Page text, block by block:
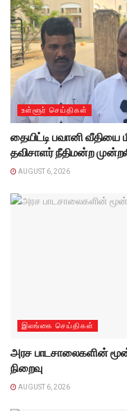
உள்ளூர் செய்திகள்
தையிட்டி பவானி வீதியை
தவிசாளர் நீதிமன்ற
AUGUST 6, 2026
இலங்கை செய்திகள்
அரச பாடசாலைகளின்
நிறைவு
AUGUST 6, 2026